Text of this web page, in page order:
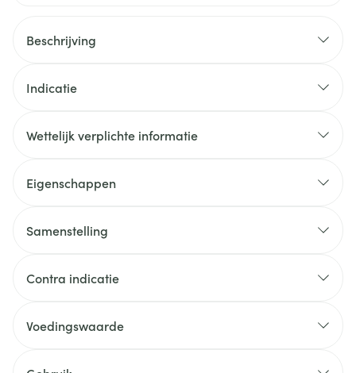
Beschrijving
Indicatie
Wettelijk verplichte informatie
Eigenschappen
Samenstelling
Contra indicatie
Voedingswaarde